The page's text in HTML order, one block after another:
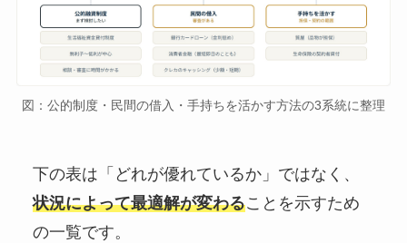
図：公的制度・民間の借入・手持ちを活かす方法の3系統に整理
下の表は「どれが優れているか」ではなく、
状況によって最適解が変わることを示すため
の一覧です。